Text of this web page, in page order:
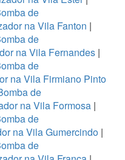
de
na Vila Fanton |
de
na Vila Fernandes |
de
na Vila Firmiano Pinto
de
na Vila Formosa |
de
na Vila Gumercindo |
de